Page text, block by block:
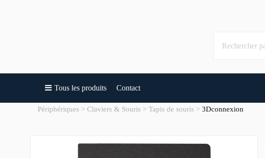
Tous les produits Contact
Périphériques Claviers & Souris Tapis de souris 3Dconnexion